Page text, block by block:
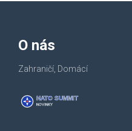
O nás
Zahraničí, Domácí